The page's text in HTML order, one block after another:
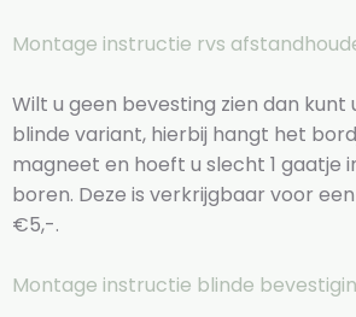
Montage instructie rvs
Wilt u geen bevesting zien dan kunt
blinde variant, hierbij hangt het
magneet en hoeft u slecht 1 gaatje
boren. Deze is verkrijgbaar voor
€5,-.
Montage instructie blinde